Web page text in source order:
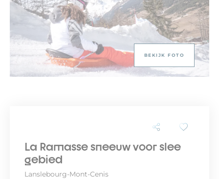
BEKIJK FOTO
La Ramasse sneeuw voor slee
gebied
Lanslebourg-Mont-Cenis